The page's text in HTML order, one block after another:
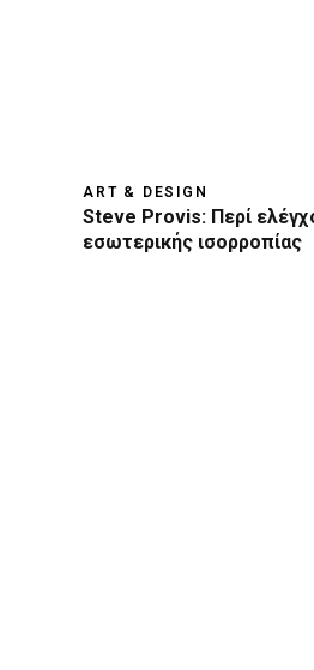
ART & DESIGN
Steve Provis: Περί
εσωτερικής ισορροπίας